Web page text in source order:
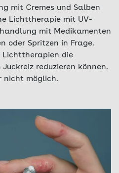
mit Cremes und Salben
Lichttherapie mit UV-
mit Medikamenten
oder Spritzen in Frage.
Lichttherapien die
reduzieren können.
nicht möglich.